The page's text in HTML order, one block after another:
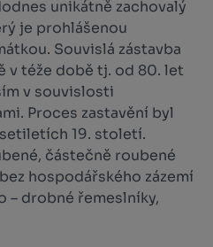
unikátně zachovalý
je prohlášenou
Souvislá zástavba
v téže době tj. od 80. let
v souvislosti
Proces zastavění byl
19. století.
částečně roubené
hospodářského zázemí
– drobné řemeslníky,